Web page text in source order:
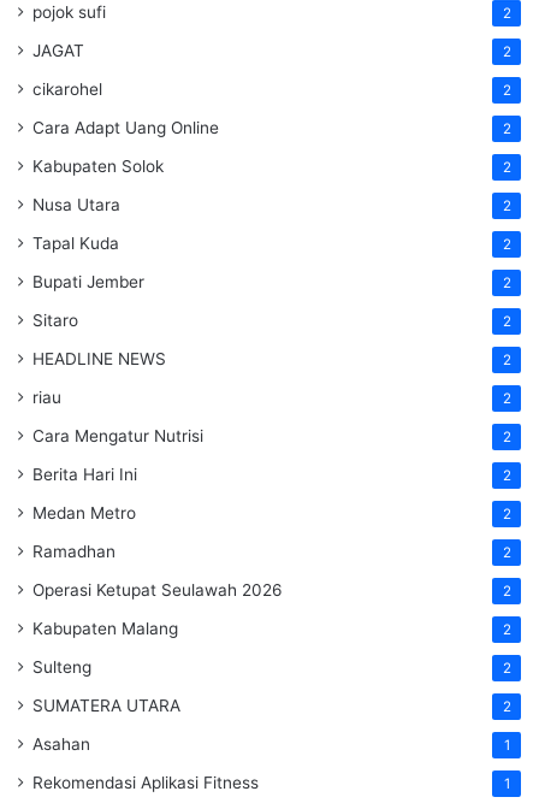
pojok sufi 2
JAGAT 2
cikarohel 2
Cara Adapt Uang Online 2
Kabupaten Solok 2
Nusa Utara 2
Tapal Kuda 2
Bupati Jember 2
Sitaro 2
HEADLINE NEWS 2
riau 2
Cara Mengatur Nutrisi 2
Berita Hari Ini 2
Medan Metro 2
Ramadhan 2
Operasi Ketupat Seulawah 2026 2
Kabupaten Malang 2
Sulteng 2
SUMATERA UTARA 2
Asahan 1
Rekomendasi Aplikasi Fitness 1